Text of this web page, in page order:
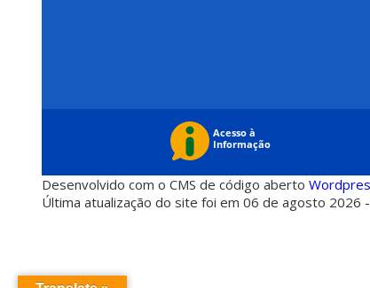
Desenvolvido com o CMS de código aberto
Última atualização do site foi em 06 de agosto 2026